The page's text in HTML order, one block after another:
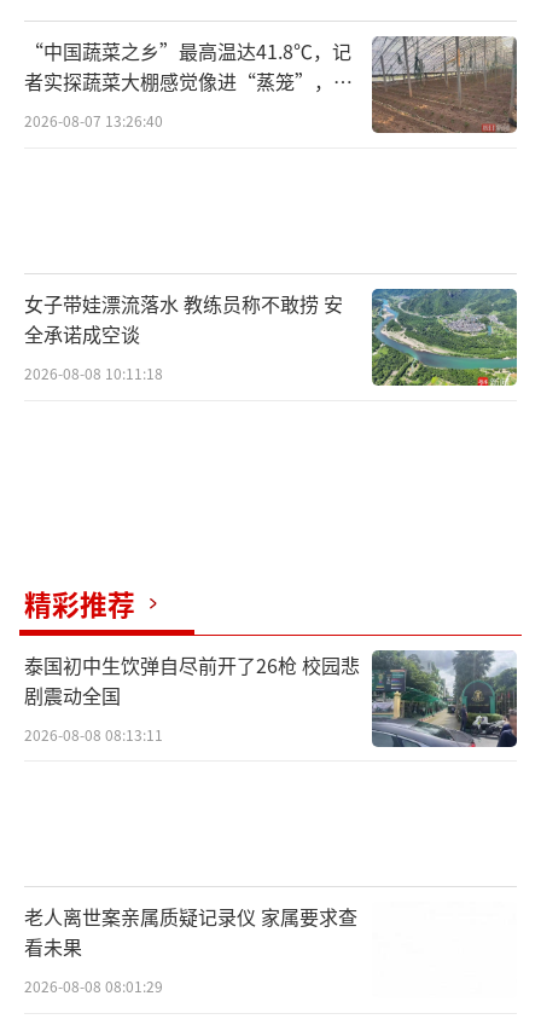
“中国蔬菜之乡”最高温达41.8℃，记
者实探蔬菜大棚感觉像进“蒸笼”，有
村民称只能凌晨两点起来干活
2026-08-07 13:26:40
女子带娃漂流落水 教练员称不敢捞 安
全承诺成空谈
2026-08-08 10:11:18
精彩推荐
泰国初中生饮弹自尽前开了26枪 校园悲
剧震动全国
2026-08-08 08:13:11
老人离世案亲属质疑记录仪 家属要求查
看未果
2026-08-08 08:01:29